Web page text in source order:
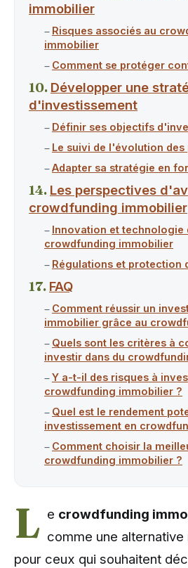
immobilier
Risques associés au
immobilier
Comment se protéger
Développer une
d'investissement
Définir ses objectifs
Le suivi de l'évolution des
Adapter sa stratégie en
Les perspectives
crowdfunding immobilier
Innovation et technologie
crowdfunding immobilier
Régulations et protection
FAQ
Comment réussir un
immobilier grâce au
Quels sont les critères à
investir dans du
Y a-t-il des risques à
crowdfunding immobilier ?
Quel est le rendement
investissement en
Comment choisir la
crowdfunding immobilier ?
L e crowdfunding
comme une
pour ceux qui souhaitent